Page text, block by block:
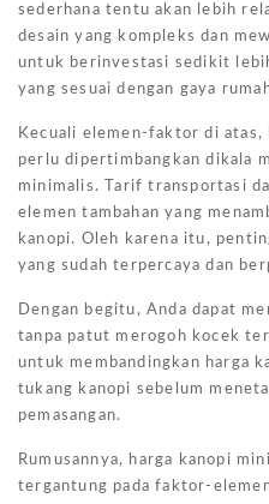
sederhana tentu akan lebih
desain yang kompleks dan
untuk berinvestasi sedikit
yang sesuai dengan gaya
Kecuali elemen-faktor di atas,
perlu dipertimbangkan dikala
minimalis. Tarif transportasi
elemen tambahan yang
kanopi. Oleh karena itu,
yang sudah terpercaya dan
Dengan begitu, Anda dapat
tanpa patut merogoh kocek
untuk membandingkan harga
tukang kanopi sebelum
pemasangan.
Rumusannya, harga kanopi
tergantung pada faktor-